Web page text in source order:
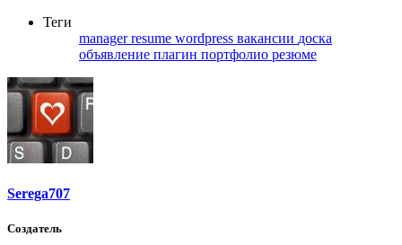
Теги
managerresume wordpress вакансии доска
объявление плагин портфолио резюме
Serega707
Создатель